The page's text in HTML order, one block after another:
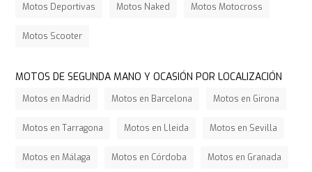
Motos Deportivas Motos Naked Motos Motocross
Motos Scooter
MOTOS DE SEGUNDA MANO Y OCASIÓN POR LOCALIZACIÓN
Motos en Madrid Motos en Barcelona Motos en Girona
Motos en Tarragona Motos en Lleida Motos en Sevilla
Motos en Málaga Motos en Córdoba Motos en Granada